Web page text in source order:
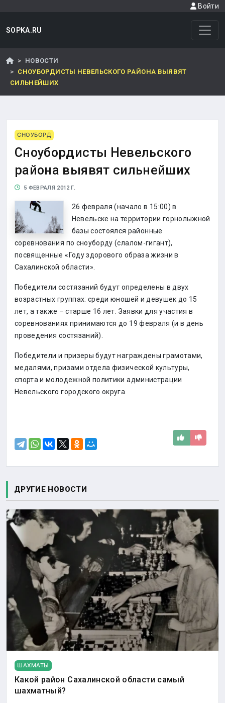
Войти
SOPKA.RU
НОВОСТИ
СНОУБОРДИСТЫ НЕВЕЛЬСКОГО РАЙОНА ВЫЯВЯТ
СИЛЬНЕЙШИХ
СНОУБОРД
Сноубордисты Невельского
района выявят сильнейших
5 ФЕВРАЛЯ 2012 Г.
26 февраля (начало в 15:00) в
Невельске на территории горнолыжной
базы состоялся районные
соревнования по сноуборду (слалом-гигант),
посвященные «Году здорового образа жизни в
Сахалинской области».
Победители состязаний будут определены в двух
возрастных группах: среди юношей и девушек до 15
лет, а также – старше 16 лет. Заявки для участия в
соревнованиях принимаются до 19 февраля (и в день
проведения состязаний).
Победители и призеры будут награждены грамотами,
медалями, призами отдела физической культуры,
спорта и молодежной политики администрации
Невельского городского округа.
ДРУГИЕ НОВОСТИ
ШАХМАТЫ
Какой район Сахалинской области самый
шахматный?